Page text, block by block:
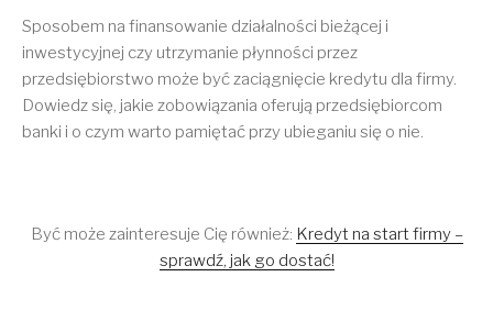
Sposobem na finansowanie działalności bieżącej i
inwestycyjnej czy utrzymanie płynności przez
przedsiębiorstwo może być zaciągnięcie kredytu dla firmy.
Dowiedz się, jakie zobowiązania oferują przedsiębiorcom
banki i o czym warto pamiętać przy ubieganiu się o nie.
Być może zainteresuje Cię również: Kredyt na start firmy –
sprawdź, jak go dostać!